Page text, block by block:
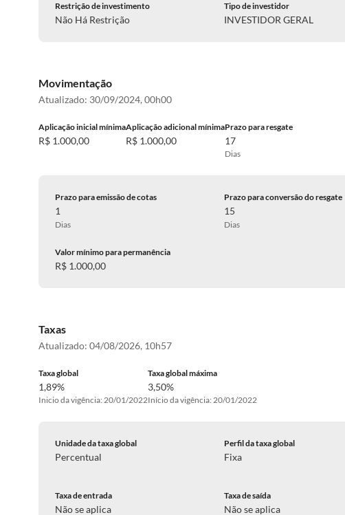
Restrição de investimento
Não Há Restrição
Tipo de investidor
INVESTIDOR GERAL
Movimentação
Atualizado: 30/09/2024, 00h00
Aplicação inicial mínima
R$ 1.000,00
Aplicação adicional mínima
R$ 1.000,00
Prazo para resgate
17
Dias
Prazo para emissão de cotas
1
Dias
Prazo para conversão do resgate
15
Dias
Valor mínimo para permanência
R$ 1.000,00
Taxas
Atualizado: 04/08/2026, 10h57
Taxa global
1,89%
Inicio da vigência: 20/01/2022
Taxa global máxima
3,50%
Início da vigência: 20/01/2022
Unidade da taxa global
Percentual
Perfil da taxa global
Fixa
Taxa de entrada
Não se aplica
Taxa de saída
Não se aplica